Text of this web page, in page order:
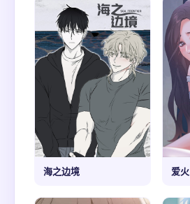
海之边境 爱火